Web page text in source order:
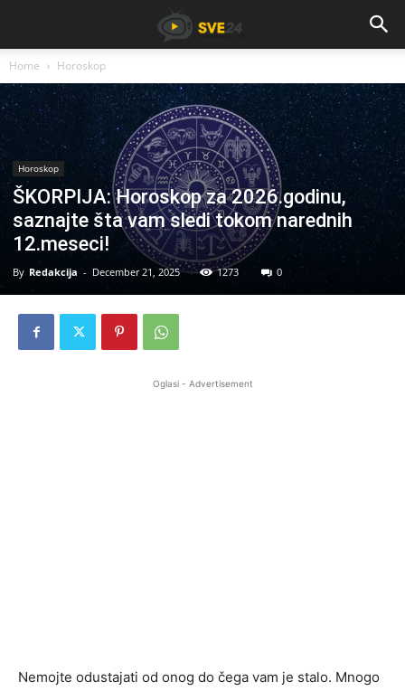
Home Horoskop
Horoskop
ŠKORPIJA: Horoskop za 2026.godinu,
saznajte šta vam sledi tokom narednih
12.meseci!
By Redakcija - December 21, 2025 1273 0
Oglasi - Advertisement
Nemojte odustajati od onog do čega vam je stalo. Mnogo